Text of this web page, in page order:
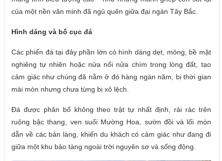
của một nền văn minh đã ngủ quên giữa đại ngàn Tây Bắc.
Hình dáng và bố cục đá
Các phiến đá tại đây phần lớn có hình dáng dẹt, mỏng, bề mặt
nghiêng tự nhiên hoặc nửa nổi nửa chìm trong lòng đất, tạo
cảm giác như chúng đã nằm ở đó hàng ngàn năm, bị thời gian
mài mòn nhưng chưa từng bị xô lệch.
Đá được phân bố không theo trật tự nhất định, rải rác trên
ruộng bậc thang, ven suối Mường Hoa, sườn đồi và lối mòn
dẫn về các bản làng, khiến du khách có cảm giác như đang đi
giữa một khu bảo tàng ngoài trời nguyên sơ và sống động.